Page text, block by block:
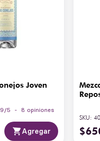
Joven
/5 - 8 opiniones
Agregar
SKU:
$